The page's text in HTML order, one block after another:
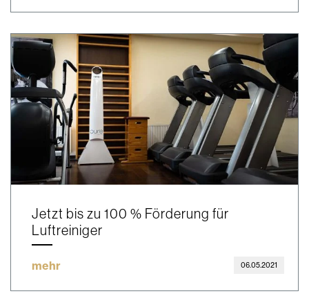
Jetzt bis zu 100 % Förderung für
Luftreiniger
mehr 06.05.2021